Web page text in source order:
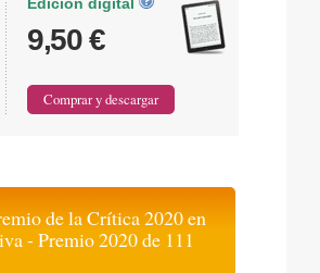
Edición digital
9,50 €
de la Crítica 2020 en
- Premio 2020 de 111